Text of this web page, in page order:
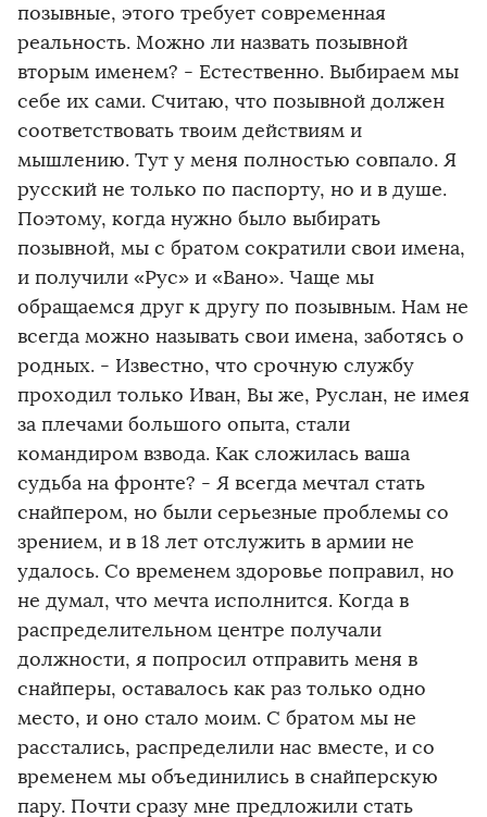
позывные, этого требует современная
реальность. Можно ли назвать позывной
вторым именем? - Естественно. Выбираем мы
себе их сами. Считаю, что позывной должен
соответствовать твоим действиям и
мышлению. Тут у меня полностью совпало. Я
русский не только по паспорту, но и в душе.
Поэтому, когда нужно было выбирать
позывной, мы с братом сократили свои имена,
и получили «Рус» и «Вано». Чаще мы
обращаемся друг к другу по позывным. Нам не
всегда можно называть свои имена, заботясь о
родных. - Известно, что срочную службу
проходил только Иван, Вы же, Руслан, не имея
за плечами большого опыта, стали
командиром взвода. Как сложилась ваша
судьба на фронте? - Я всегда мечтал стать
снайпером, но были серьезные проблемы со
зрением, и в 18 лет отслужить в армии не
удалось. Со временем здоровье поправил, но
не думал, что мечта исполнится. Когда в
распределительном центре получали
должности, я попросил отправить меня в
снайперы, оставалось как раз только одно
место, и оно стало моим. С братом мы не
расстались, распределили нас вместе, и со
временем мы объединились в снайперскую
пару. Почти сразу мне предложили стать